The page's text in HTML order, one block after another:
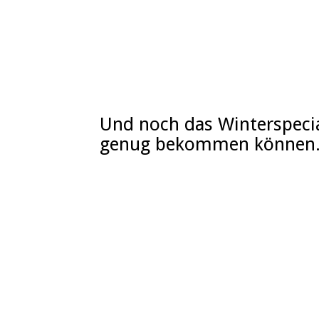
Und noch das
genug bekommen